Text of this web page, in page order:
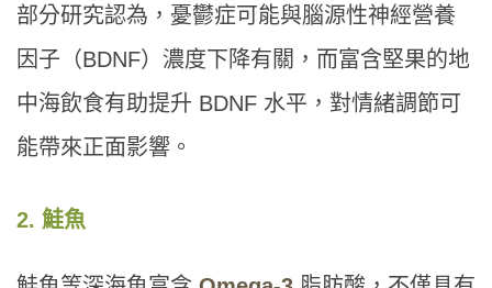
部分研究認為，憂鬱症可能與腦源性神經營養
因子（BDNF）濃度下降有關，而富含堅果的地
中海飲食有助提升 BDNF 水平，對情緒調節可
能帶來正面影響。
2. 鮭魚